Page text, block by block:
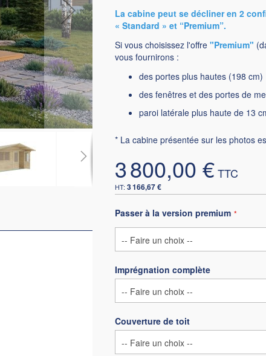
La cabine peut se décliner en 2
« Standard » et “Premium”.
Si vous choisissez l'offre "Premium"
vous fournirons :
des portes plus hautes (198 cm)
des fenêtres et des portes de
paroi latérale plus haute de 13
* La cabine présentée sur les photos
3 800,00 €
3 166,67 €
Passer à la version premium
Imprégnation complète
Couverture de toit